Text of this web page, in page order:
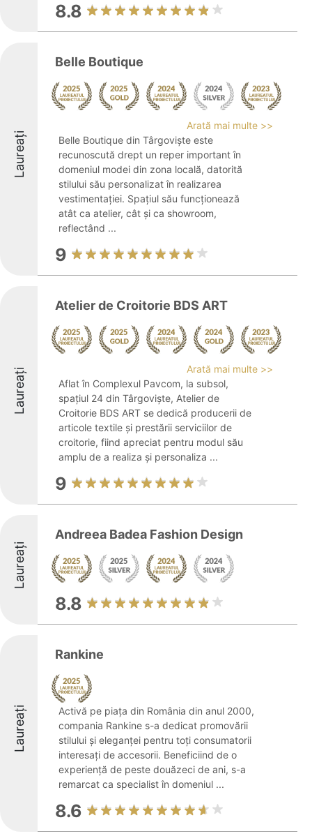
8.8
Laureați
Belle Boutique
Arată mai multe >>
Belle Boutique din Târgoviște este
recunoscută drept un reper important în
domeniul modei din zona locală, datorită
stilului său personalizat în realizarea
vestimentației. Spațiul său funcționează
atât ca atelier, cât și ca showroom,
reflectând ...
9
Laureați
Atelier de Croitorie BDS ART
Arată mai multe >>
Aflat în Complexul Pavcom, la subsol,
spațiul 24 din Târgoviște, Atelier de
Croitorie BDS ART se dedică producerii de
articole textile și prestării serviciilor de
croitorie, fiind apreciat pentru modul său
amplu de a realiza și personaliza ...
9
Laureați
Andreea Badea Fashion Design
8.8
Laureați
Rankine
Activă pe piața din România din anul 2000,
compania Rankine s-a dedicat promovării
stilului și eleganței pentru toți consumatorii
interesați de accesorii. Beneficiind de o
experiență de peste douăzeci de ani, s-a
remarcat ca specialist în domeniul ...
8.6